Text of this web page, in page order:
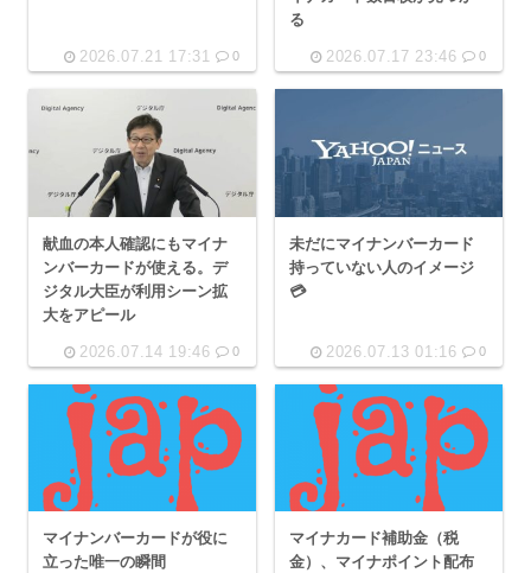
2026.07.21 17:31 0
る
2026.07.17 23:46 0
献血の本人確認にもマイナ
ンバーカードが使える。デ
ジタル大臣が利用シーン拡
大をアピール
2026.07.14 19:46 0
未だにマイナンバーカード
持っていない人のイメージ
💳
2026.07.13 01:16 0
マイナンバーカードが役に
立った唯一の瞬間
マイナカード補助金（税
金）、マイナポイント配布